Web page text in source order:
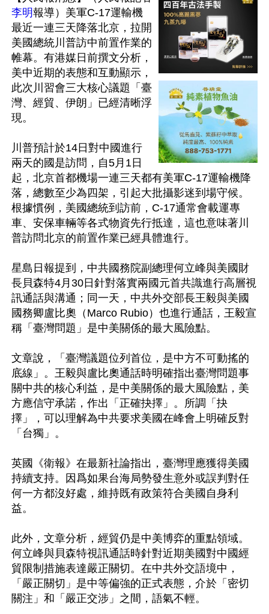
李明報導）美軍C-17運輸機
最近一連三天降落北京，拉開
美國總統川普訪中前置作業的
帷幕。有港媒日前撰文分析，
美中近期的表態和互動顯示，
此次川習會三大核心議題「臺
灣、經貿、伊朗」已經清晰浮
現。
川普預計於14日對中國進行
兩天的國是訪問，自5月1日
起，北京首都機場一連三天都有美軍C-17運輸機降
落，總數至少為四架，引起大批攝影迷到場守候。
根據慣例，美國總統到訪前，C-17通常會載運專
車、安保車輛等各式物資先行抵達，這也意味著川
普訪問北京的前置作業已經具體進行。
星島日報提到，中共國務院副總理何立峰與美國財
長貝森特4月30日針對落實兩國元首共識進行高層視
訊通話與溝通；同一天，中共外交部長王毅與美國
國務卿盧比奧（Marco Rubio）也進行通話，王毅宣
稱「臺灣問題」是中美關係的最大風險點。
文章說，「臺灣議題位列首位，是中方不可動搖的
底線」。王毅與盧比奧通話時明確指出臺灣問題事
關中共的核心利益，是中美關係的最大風險點，美
方應信守承諾，作出「正確抉擇」。所調「抉
擇」，可以理解為中共要求美國在峰會上明確反對
「台獨」。
英國《衛報》在最新社論指出，臺灣理應獲得美國
持續支持。因爲如果台海局勢發生意外或誤判對任
何一方都沒好處，維持既有政策符合美國自身利
益。
此外，文章分析，經貿仍是中美博弈的重點領域。
何立峰與貝森特視訊通話時針對近期美國對中國經
貿限制措施表達嚴正關切。在中共外交語境中，
「嚴正關切」是中等偏強的正式表態，介於「密切
關注」和「嚴正交涉」之間，語氣不輕。